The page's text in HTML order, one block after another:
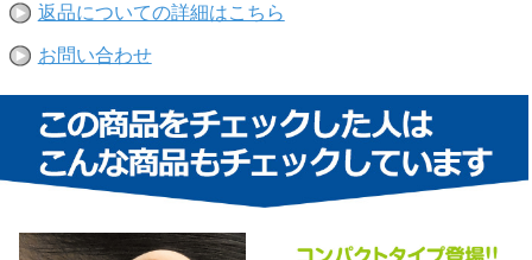
返品についての詳細はこちら
お問い合わせ